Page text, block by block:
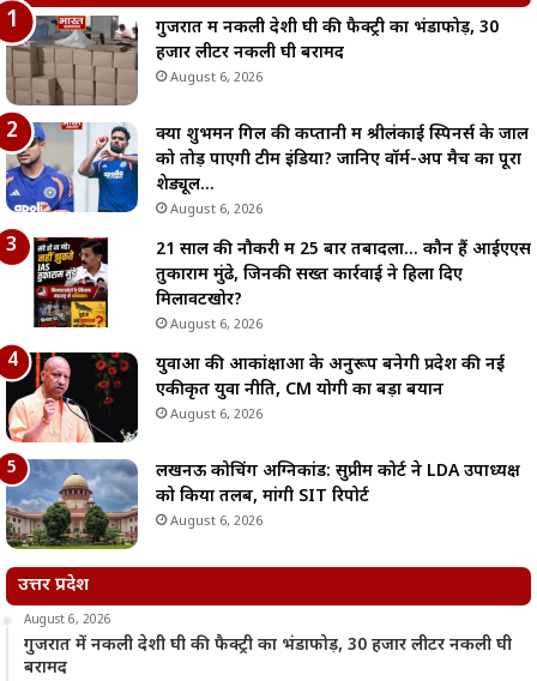
गुजरात में नकली देशी घी की फैक्ट्री का भंडाफोड़, 30
हजार लीटर नकली घी बरामद
August 6, 2026
क्या शुभमन गिल की कप्तानी में श्रीलंकाई स्पिनर्स के जाल
को तोड़ पाएगी टीम इंडिया? जानिए वॉर्म-अप मैच का पूरा
शेड्यूल…
August 6, 2026
21 साल की नौकरी में 25 बार तबादला… कौन हैं आईएएस
तुकाराम मुंढे, जिनकी सख्त कार्रवाई ने हिला दिए
मिलावटखोर?
August 6, 2026
युवाओं की आकांक्षाओं के अनुरूप बनेगी प्रदेश की नई
एकीकृत युवा नीति, CM योगी का बड़ा बयान
August 6, 2026
लखनऊ कोचिंग अग्निकांड: सुप्रीम कोर्ट ने LDA उपाध्यक्ष
को किया तलब, मांगी SIT रिपोर्ट
August 6, 2026
उत्तर प्रदेश
August 6, 2026
गुजरात में नकली देशी घी की फैक्ट्री का भंडाफोड़, 30 हजार लीटर नकली घी
बरामद